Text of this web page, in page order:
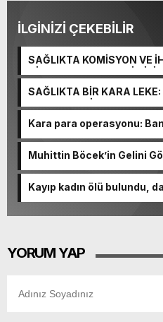
İLGİNİZİ ÇEKEBİLİR
SAĞLIKTA KOMİSYON VE
NİHAT URUÇ VE SEMİH
VURGUNU!
SAĞLIKTA BİR KARA
MERKEZLERİ VE MODERN
Kara para operasyonu:
Muhittin Böcek’in Gelini
Kayıp kadın ölü bulundu,
YORUM YAP